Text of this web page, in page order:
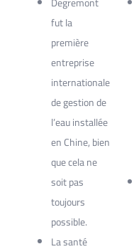
fut la
première
entreprise
internationale
de gestion de
l’eau installée
en Chine, bien
que cela ne
soit pas
toujours
possible.
La santé